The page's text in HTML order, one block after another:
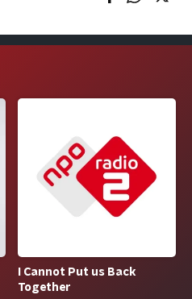
I Cannot Put us Back
Together